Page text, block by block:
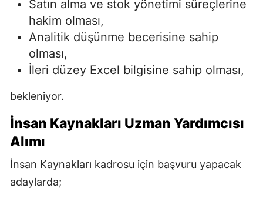
Satın alma ve stok yönetimi süreçlerine
hakim olması,
Analitik düşünme becerisine sahip
olması,
İleri düzey Excel bilgisine sahip olması,
bekleniyor.
İnsan Kaynakları Uzman Yardımcısı
Alımı
İnsan Kaynakları kadrosu için başvuru yapacak
adaylarda;